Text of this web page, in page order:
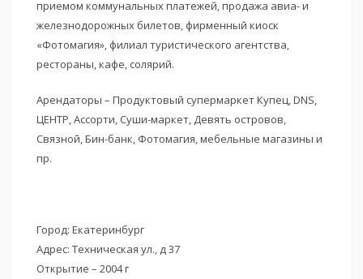
приемом коммунальных платежей‚ продажа авиа- и
железнодорожных билетов‚ фирменный киоск
«Фотомагия»‚ филиал туристического агентства‚
рестораны, кафе, солярий.
Арендаторы – Продуктовый супермаркет Купец, DNS,
ЦЕНТР, Ассорти, Суши-маркет, Девять островов,
Связной, Бин-банк, Фотомагия, мебельные магазины и
пр.
Город: Екатеринбург
Адрес: Техническая ул.‚ д 37
Открытие – 2004 г